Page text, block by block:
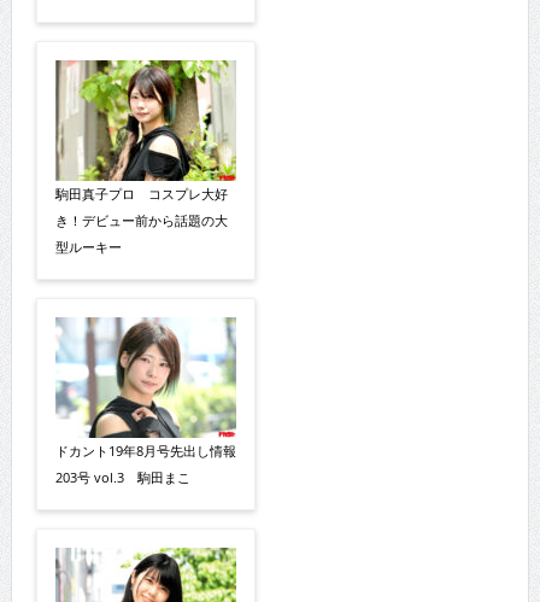
駒田真子プロ コスプレ大好
き！デビュー前から話題の大
型ルーキー
ドカント19年8月号先出し情報
203号 vol.3 駒田まこ